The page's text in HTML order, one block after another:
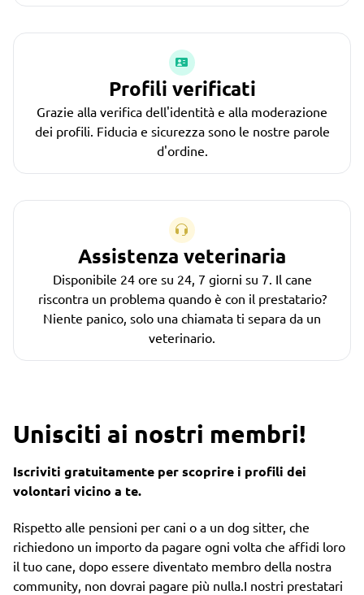
Profili verificati
Grazie alla verifica dell'identità e alla moderazione
dei profili. Fiducia e sicurezza sono le nostre parole
d'ordine.
Assistenza veterinaria
Disponibile 24 ore su 24, 7 giorni su 7. Il cane
riscontra un problema quando è con il prestatario?
Niente panico, solo una chiamata ti separa da un
veterinario.
Unisciti ai nostri membri!
Iscriviti gratuitamente per scoprire i profili dei
volontari vicino a te.
Rispetto alle pensioni per cani o a un dog sitter, che
richiedono un importo da pagare ogni volta che affidi loro
il tuo cane, dopo essere diventato membro della nostra
community, non dovrai pagare più nulla.I nostri prestatari